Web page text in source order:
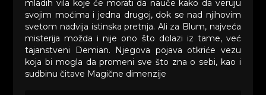
mladih vila koje će morati da nauče kako da veruju
svojim moćima i jedna drugoj, dok se nad njihovim
svetom nadvija istinska pretnja. Ali za Blum, najveća
misterija možda i nije ono što dolazi iz tame, već
tajanstveni Demian. Njegova pojava otkriće vezu
koja bi mogla da promeni sve što zna o sebi, kao i
sudbinu čitave Magične dimenzije